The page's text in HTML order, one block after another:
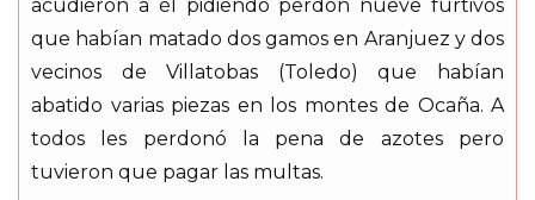
acudieron a él pidiendo perdón nueve furtivos
que habían matado dos gamos en Aranjuez y dos
vecinos de Villatobas (Toledo) que habían
abatido varias piezas en los montes de Ocaña. A
todos les perdonó la pena de azotes pero
tuvieron que pagar las multas.